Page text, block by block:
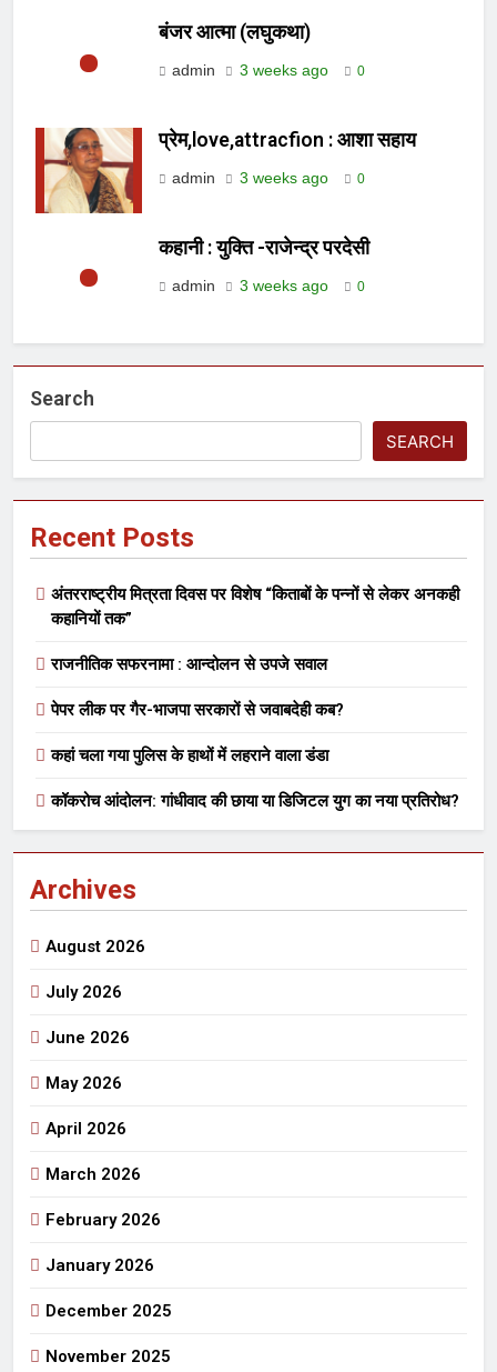
बंजर आत्मा (लघुकथा)
admin 3 weeks ago 0
प्रेम,love,attracfion : आशा सहाय
admin 3 weeks ago 0
कहानी : युक्ति -राजेन्द्र परदेसी
admin 3 weeks ago 0
Search
SEARCH
Recent Posts
अंतरराष्ट्रीय मित्रता दिवस पर विशेष “किताबों के पन्नों से लेकर अनकही
कहानियों तक”
राजनीतिक सफरनामा : आन्दोलन से उपजे सवाल
पेपर लीक पर गैर-भाजपा सरकारों से जवाबदेही कब?
कहां चला गया पुलिस के हाथों में लहराने वाला डंडा
कॉकरोच आंदोलन: गांधीवाद की छाया या डिजिटल युग का नया प्रतिरोध?
Archives
August 2026
July 2026
June 2026
May 2026
April 2026
March 2026
February 2026
January 2026
December 2025
November 2025